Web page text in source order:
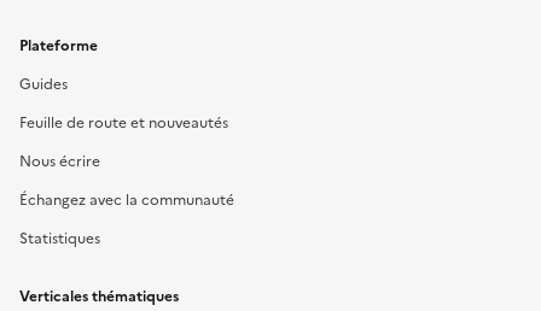
Plateforme
Guides
Feuille de route et nouveautés
Nous écrire
Échangez avec la communauté
Statistiques
Verticales thématiques